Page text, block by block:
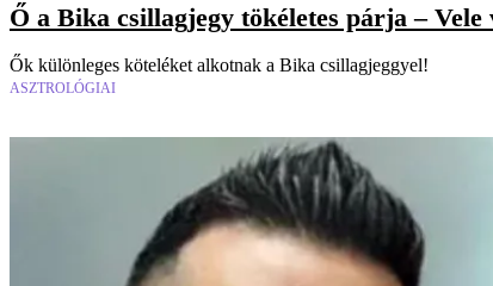
Ő a Bika csillagjegy tökéletes párja – Vele
Ők különleges köteléket alkotnak a Bika csillagjeggyel!
ASZTROLÓGIAI